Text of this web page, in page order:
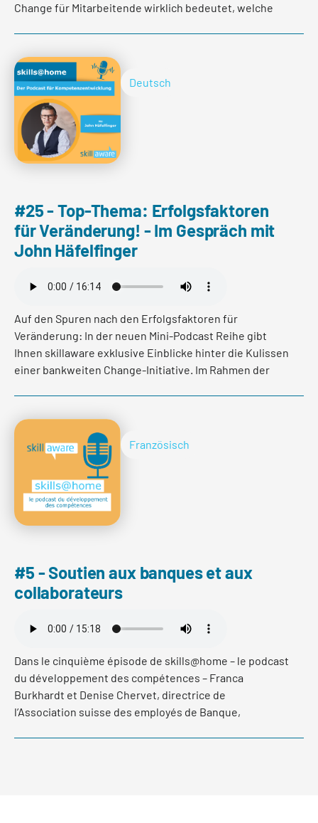
Change für Mitarbeitende wirklich bedeutet, welche
zu stärken.
mehr lesen
Deutsch
#25 - Top-Thema: Erfolgsfaktoren
für Veränderung! - Im Gespräch mit
John Häfelfinger
Auf den Spuren nach den Erfolgsfaktoren für
Veränderung: In der neuen Mini-Podcast Reihe gibt
Ihnen skillaware exklusive Einblicke hinter die Kulissen
einer bankweiten Change-Initiative. Im Rahmen der
Kantonalbank, gefragt wie er den
Veränderungsprozess seiner Bank selbst erlebt und
wie er seine Mitarbeitenden auf dieser spannenden
Reise begleitet hat. Im ersten Teil erfahren Sie warum
es aus Sicht von John Häfelfinger richtig und
notwendig war, dass sich seine Bank umfassend
verändert.
mehr lesen
Französisch
#5 - Soutien aux banques et aux
collaborateurs
Dans le cinquième épisode de skills@home – le podcast
du développement des compétences – Franca
Burkhardt et Denise Chervet, directrice de
l’Association suisse des employés de Banque,